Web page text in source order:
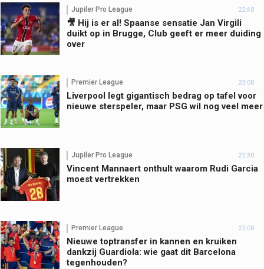
Jupiler Pro League 22:40
🎥 Hij is er al! Spaanse sensatie Jan Virgili
duikt op in Brugge, Club geeft er meer duiding
over
Premier League 23:00
Liverpool legt gigantisch bedrag op tafel voor
nieuwe sterspeler, maar PSG wil nog veel meer
Jupiler Pro League 22:30
Vincent Mannaert onthult waarom Rudi Garcia
moest vertrekken
Premier League 22:00
Nieuwe toptransfer in kannen en kruiken
dankzij Guardiola: wie gaat dit Barcelona
tegenhouden?